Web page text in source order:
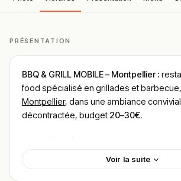
PRÉSENTATION
BBQ & GRILL MOBILE – Montpellier:
food spécialisé en grillades et
Montpellier, dans une ambiance
décontractée, budget 20–30€.
BBQ & GRILL MOBILE est situé rue Pierre
Voir la suite